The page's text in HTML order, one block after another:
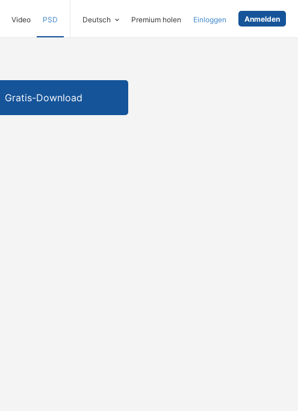
Video PSD Deutsch Premium holen Einloggen Anmelden
Gratis-Download